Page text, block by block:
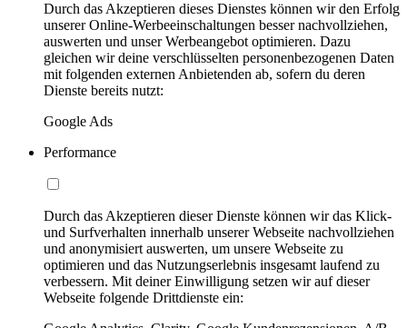
Durch das Akzeptieren dieses Dienstes können wir den Erfolg
unserer Online-Werbeeinschaltungen besser nachvollziehen,
auswerten und unser Werbeangebot optimieren. Dazu
gleichen wir deine verschlüsselten personenbezogenen Daten
mit folgenden externen Anbietenden ab, sofern du deren
Dienste bereits nutzt:
Google Ads
Performance
Durch das Akzeptieren dieser Dienste können wir das Klick-
und Surfverhalten innerhalb unserer Webseite nachvollziehen
und anonymisiert auswerten, um unsere Webseite zu
optimieren und das Nutzungserlebnis insgesamt laufend zu
verbessern. Mit deiner Einwilligung setzen wir auf dieser
Webseite folgende Drittdienste ein: